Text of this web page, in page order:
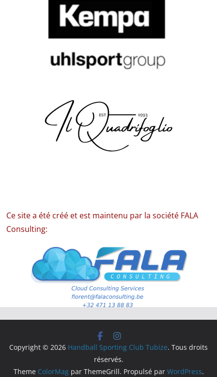
Ce site a été créé et est maintenu par la société FALA
Consulting:
Copyright © 2026 Handball Sporting Club Tubize. Tous droits
réservés.
Theme ColorMagpar ThemeGrill. Propulsé par WordPress.